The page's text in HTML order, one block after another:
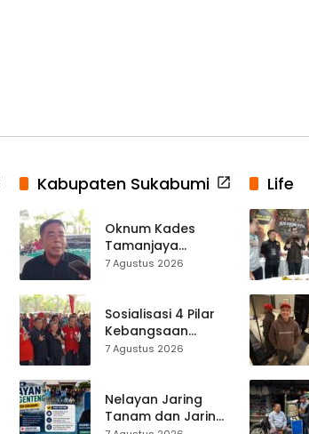
Kabupaten Sukabumi
Oknum Kades
Tamanjaya
Terjerat Kasus
Seleksi Calon
Kades Diperketat
7 Agustus 2026
Sosialisasi 4 Pilar
Kebangsaan
Digelar di
Tekankan
Pentingnya
7 Agustus 2026
Nelayan Jaring
Tanam dan Jaring
Life